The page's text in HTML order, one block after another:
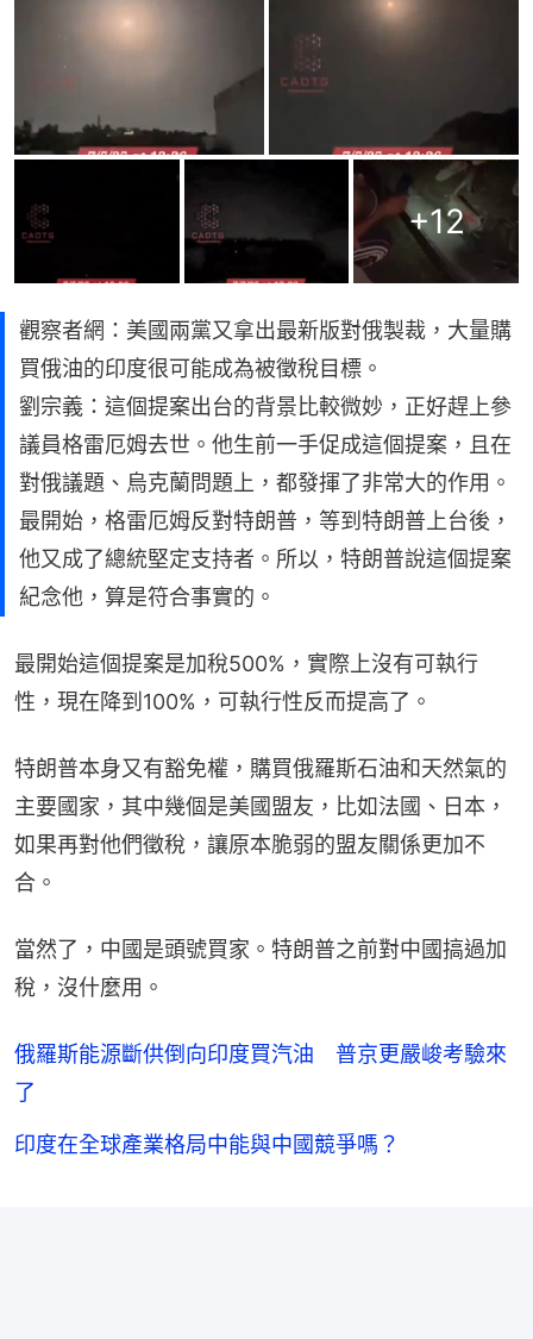
+12
觀察者網：美國兩黨又拿出最新版對俄製裁，大量購
買俄油的印度很可能成為被徵稅目標。
劉宗義：這個提案出台的背景比較微妙，正好趕上參
議員格雷厄姆去世。他生前一手促成這個提案，且在
對俄議題、烏克蘭問題上，都發揮了非常大的作用。
最開始，格雷厄姆反對特朗普，等到特朗普上台後，
他又成了總統堅定支持者。所以，特朗普說這個提案
紀念他，算是符合事實的。
最開始這個提案是加稅500%，實際上沒有可執行
性，現在降到100%，可執行性反而提高了。
特朗普本身又有豁免權，購買俄羅斯石油和天然氣的
主要國家，其中幾個是美國盟友，比如法國、日本，
如果再對他們徵稅，讓原本脆弱的盟友關係更加不
合。
當然了，中國是頭號買家。特朗普之前對中國搞過加
稅，沒什麼用。
俄羅斯能源斷供倒向印度買汽油 普京更嚴峻考驗來
了
印度在全球產業格局中能與中國競爭嗎？